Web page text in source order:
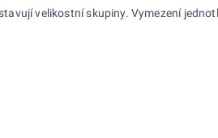
velikostní skupiny. Vymezení